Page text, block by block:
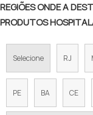
REGIÕES ONDE A
PRODUTOS
Selecione RJ
PE BA CE